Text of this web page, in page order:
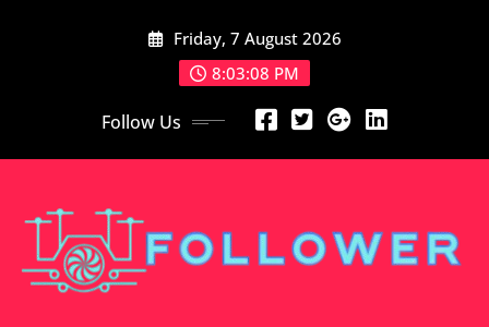
Friday, 7 August 2026
8:03:08 PM
Follow Us